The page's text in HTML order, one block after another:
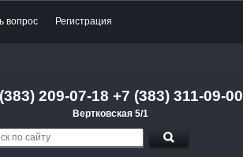
вопрос Регистрация
209-07-18 +7 (383) 311-09-00
Вертковская 5/1